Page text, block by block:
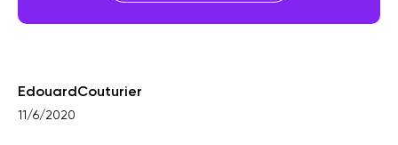
Edouard Couturier
11/6/2020